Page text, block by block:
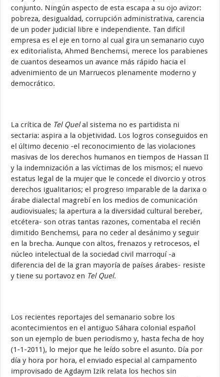
conjunto. Ningún aspecto de esta escapa a su ojo avizor:
pobreza, desigualdad, corrupción administrativa, carencia
de un poder judicial libre e independiente. Tan difícil
empresa es el eje en torno al cual gira un semanario cuyo
ex editorialista, Ahmed Benchemsi, merece los parabienes
de cuantos deseamos un avance más rápido hacia el
advenimiento de un Marruecos plenamente moderno y
democrático.
La crítica de Tel Quelal sistema no es partidista ni
sectaria: aspira a la objetividad. Los logros conseguidos en
el último decenio -el reconocimiento de las violaciones
masivas de los derechos humanos en tiempos de Hassan II
y la indemnización a las víctimas de los mismos; el nuevo
estatus legal de la mujer que le concede el divorcio y otros
derechos igualitarios; el progreso imparable de la darixa o
árabe dialectal magrebí en los medios de comunicación
audiovisuales; la apertura a la diversidad cultural bereber,
etcétera- son otras tantas razones, comentaba el recién
dimitido Benchemsi, para no ceder al desánimo y seguir
en la brecha. Aunque con altos, frenazos y retrocesos, el
núcleo intelectual de la sociedad civil marroquí -a
diferencia del de la gran mayoría de países árabes- resiste
y tiene su portavoz en Tel Quel.
Los recientes reportajes del semanario sobre los
acontecimientos en el antiguo Sáhara colonial español
son un ejemplo de buen periodismo y, hasta fecha de hoy
(1-1-2011), lo mejor que he leído sobre el asunto. Día por
día y hora por hora, el enviado especial al campamento
improvisado de Agdaym Izik relata los hechos sin